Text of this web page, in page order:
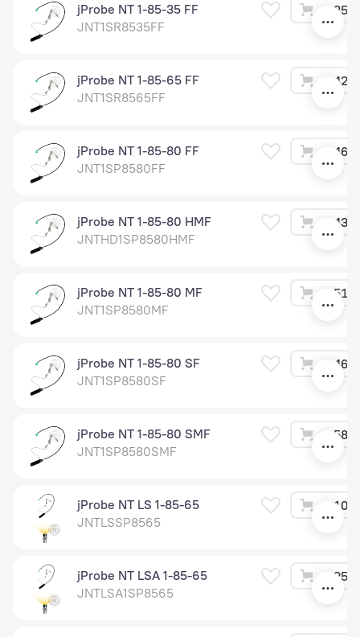
jProbe NT 1-85-35 FF
JNT1SR8535FF
35
jProbe NT 1-85-65 FF
JNT1SR8565FF
42
jProbe NT 1-85-80 FF
JNT1SP8580FF
46
jProbe NT 1-85-80 HMF
JNTHD1SP8580HMF
43
jProbe NT 1-85-80 MF
JNT1SP8580MF
51
jProbe NT 1-85-80 SF
JNT1SP8580SF
46
jProbe NT 1-85-80 SMF
JNT1SP8580SMF
58
jProbe NT LS 1-85-65
JNTLSSP8565
10
jProbe NT LSA 1-85-65
JNTLSA1SP8565
25